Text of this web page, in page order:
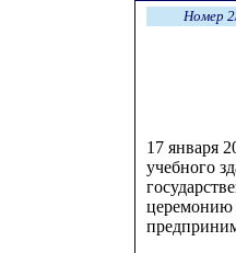
Номер
17 января
учебного
церемонию